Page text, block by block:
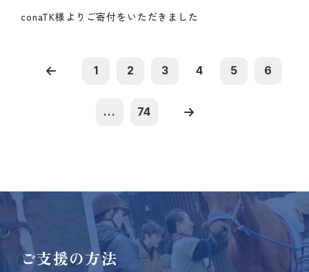
conaTK様よりご寄付をいただきました
1 2 3 4 5 6
... 74
ご支援の方法